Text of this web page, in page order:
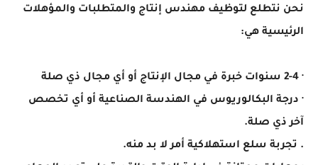
نحن نتطلع لتوظيف مهندس إنتاج والمتطلبات والمؤهلات
الرئيسية هي:
· 2-4 سنوات خبرة في مجال الإنتاج أو أي مجال ذي صلة
· درجة البكالوريوس في الهندسة الصناعية أو أي تخصص
آخر ذي صلة.
. تجربة سلع استهلاكية أمر لا بد منه.